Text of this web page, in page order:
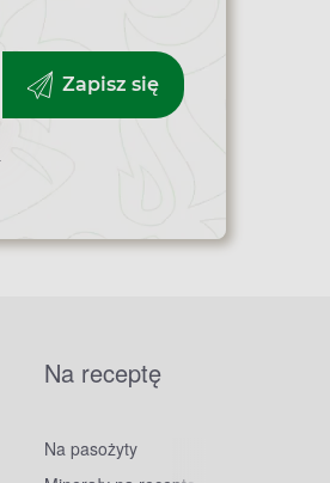
Zapisz się
Na receptę
Na pasożyty